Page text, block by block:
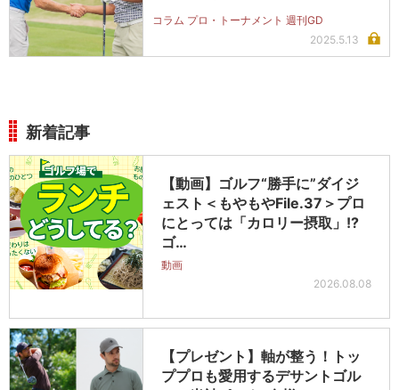
コラム プロ・トーナメント 週刊GD
2025.5.13
新着記事
【動画】ゴルフ“勝手に”ダイジ
ェスト＜もやもやFile.37＞プロ
にとっては「カロリー摂取」!?
ゴ…
動画
2026.08.08
【プレゼント】軸が整う！トッ
ププロも愛用するデサントゴル